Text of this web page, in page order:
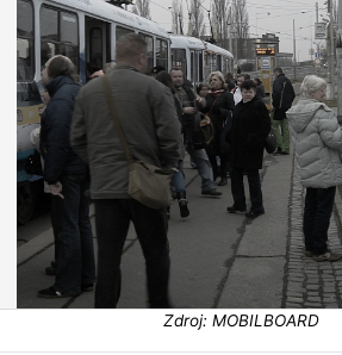
Zdroj: MOBILBOARD